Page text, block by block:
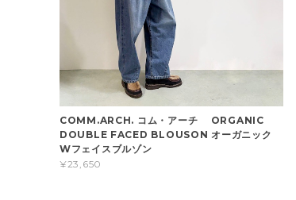
COMM.ARCH. コム・アーチ ORGANIC
DOUBLE FACED BLOUSON オーガニック
Wフェイスブルゾン
¥23,650